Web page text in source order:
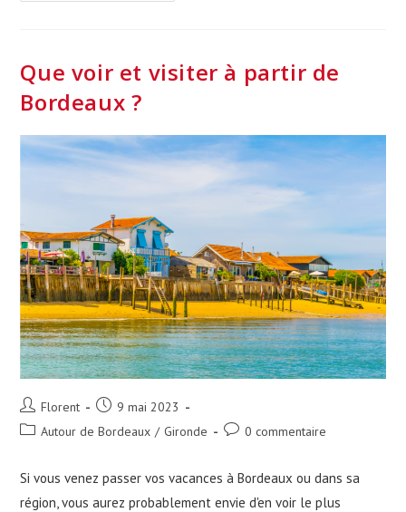
Bordeaux
Que voir et visiter à partir de
Bordeaux ?
Auteur/autrice
de
Florent
Publication
publiée :
9 mai 2023
PostAutour de Bordeaux / Gironde
Commentaires
publication :
0 commentaire
Si vous venez passer vos vacances à Bordeaux ou dans sa
région, vous aurez probablement envie d'en voir le plus